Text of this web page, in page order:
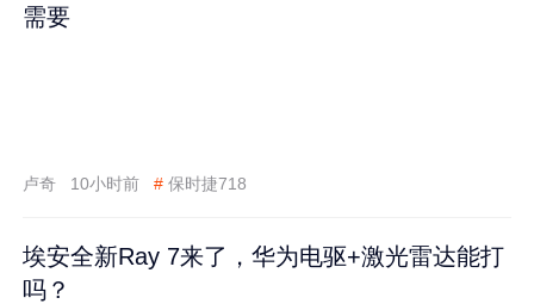
需要
卢奇 10小时前 # 保时捷718
埃安全新Ray 7来了，华为电驱+激光雷达能打
吗？